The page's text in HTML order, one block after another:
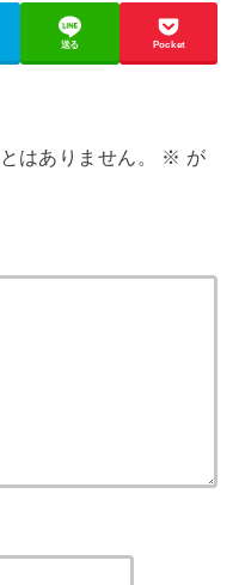
送る Pocket
はありません。 ※ が